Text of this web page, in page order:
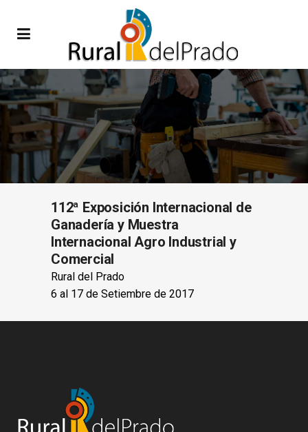
112ª Exposición Internacional de
Ganadería y Muestra
Internacional Agro Industrial y
Comercial
Rural del Prado
6 al 17 de Setiembre de 2017